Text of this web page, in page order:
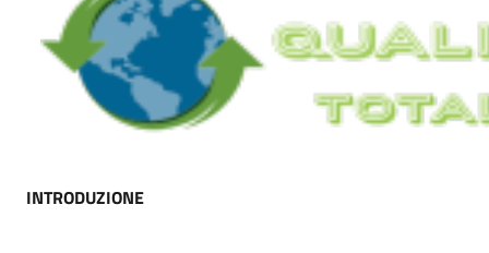
INTRODUZIONE